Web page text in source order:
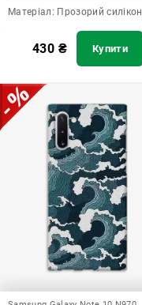
Матеріал: Прозорий силікон
430 ₴ Купити